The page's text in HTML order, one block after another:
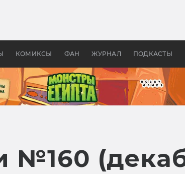
КОМИКСЫ ФАН ЖУРНАЛ ПОДКАСТЫ
Древней Грецией
№160